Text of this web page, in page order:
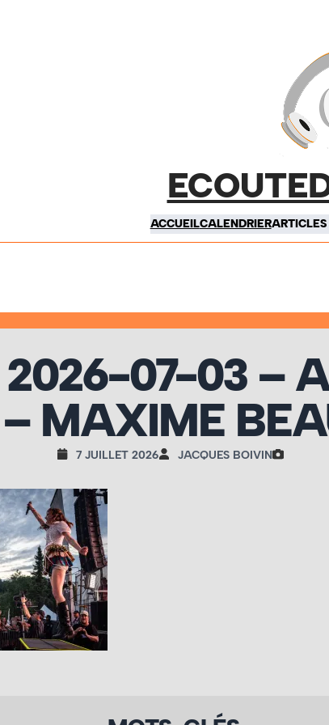
ACCUEILCALENDRIERARTICLES
07-03 –
MAXIME
7 JUILLET 2026 JACQUES BOIVIN